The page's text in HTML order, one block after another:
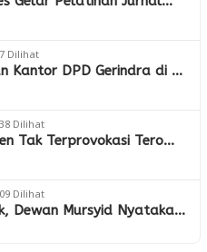
Dilihat
Kantor DPD Gerindra di …
Dilihat
Tak Terprovokasi Tero…
Dilihat
Dewan Mursyid Nyataka…